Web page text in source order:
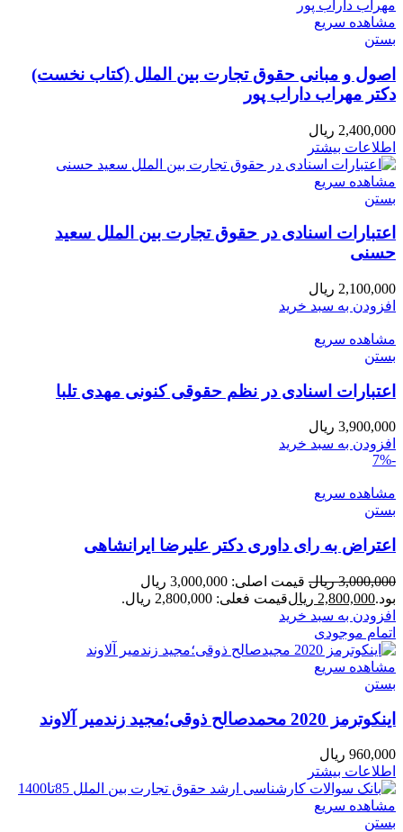
مشاهده سریع
بستن
اصول و مبانی حقوق تجارت بین الملل (کتاب نخست)
دکتر مهراب داراب پور
2,400,000 ریال
اطلاعات بیشتر
مشاهده سریع
بستن
اعتبارات اسنادی در حقوق تجارت بین الملل سعید
حسنی
2,100,000 ریال
افزودن به سبد خرید
مشاهده سریع
بستن
اعتبارات اسنادی در نظم حقوقی کنونی مهدی تلبا
3,900,000 ریال
افزودن به سبد خرید
-7%
مشاهده سریع
بستن
اعتراض به رای داوری دکتر علیرضا ایرانشاهی
3,000,000 ریال
قیمت اصلی: 3,000,000 ریال
بود.2,800,000 ریالقیمت فعلی: 2,800,000 ریال.
افزودن به سبد خرید
اتمام موجودی
مشاهده سریع
بستن
اینکوترمز 2020 محمدصالح ذوقی؛مجید زندمیر آلاوند
960,000 ریال
اطلاعات بیشتر
مشاهده سریع
بستن